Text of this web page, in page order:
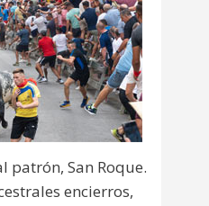
patrón, San Roque.
encierros,